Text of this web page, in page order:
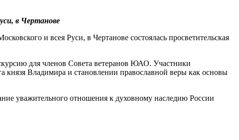
в Чертанове
и всея Руси, в Чертанове состоялась просветительская
для членов Совета ветеранов ЮАО. Участники
князя Владимира и становлении православной веры как основы
уважительного отношения к духовному наследию России